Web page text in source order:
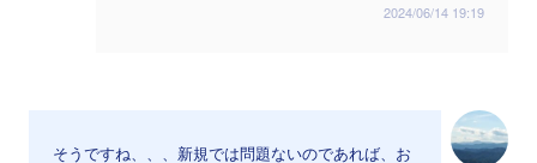
2024/06/14 19:19
そうですね、、、新規では問題ないのであれば、お